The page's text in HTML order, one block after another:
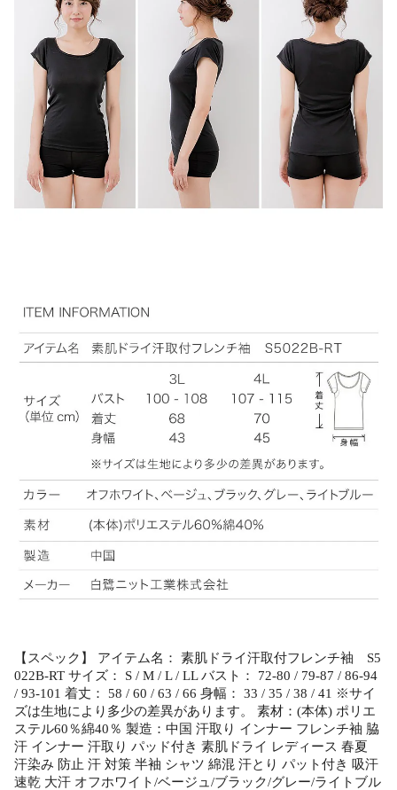
【スペック】 アイテム名： 素肌ドライ汗取付フレンチ袖 S5
022B-RT サイズ： S / M / L / LL バスト： 72-80 / 79-87 / 86-94
/ 93-101 着丈： 58 / 60 / 63 / 66 身幅： 33 / 35 / 38 / 41 ※サイ
ズは生地により多少の差異があります。 素材：(本体) ポリエ
ステル60％綿40％ 製造：中国 汗取り インナー フレンチ袖 脇
汗 インナー 汗取り パッド付き 素肌ドライ レディース 春夏
汗染み 防止 汗 対策 半袖 シャツ 綿混 汗とり パット付き 吸汗
速乾 大汗 オフホワイト/ベージュ/ブラック/グレー/ライトブル